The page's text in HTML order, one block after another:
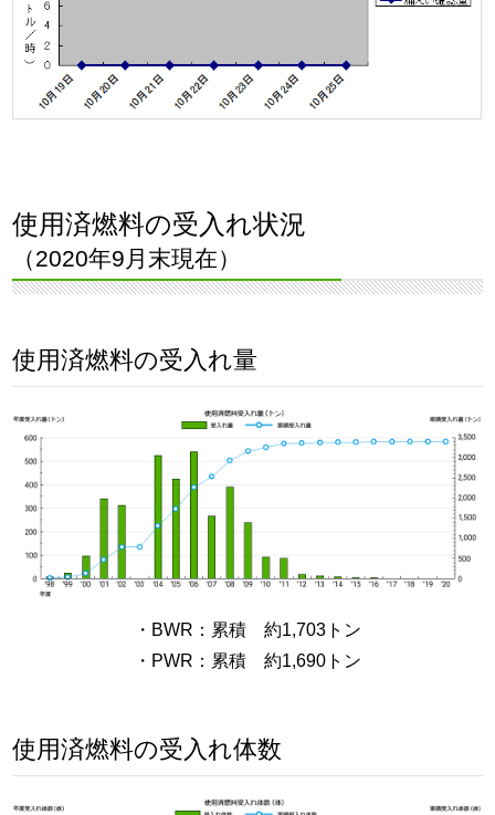
使用済燃料の受入れ状況
（2020年9月末現在）
使用済燃料の受入れ量
・BWR：累積 約1,703トン
・PWR：累積 約1,690トン
使用済燃料の受入れ体数